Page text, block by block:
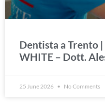
Dentista a Trento
WHITE – Dott.
25 June 2026 No Comments